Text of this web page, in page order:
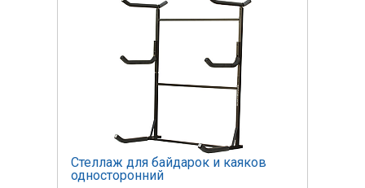
Стеллаж для байдарок и каяков
односторонний